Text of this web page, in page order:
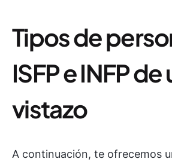
Tipos de
ISFP e INFP de
vistazo
A continuación, te ofrecemos